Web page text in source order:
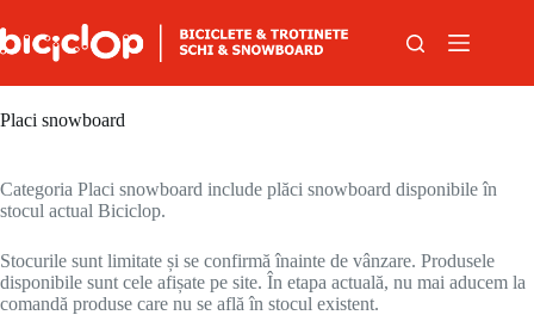
Placi snowboard
Categoria Placi snowboard include plăci snowboard disponibile în
stocul actual Biciclop.
Stocurile sunt limitate și se confirmă înainte de vânzare. Produsele
disponibile sunt cele afișate pe site. În etapa actuală, nu mai aducem la
comandă produse care nu se află în stocul existent.